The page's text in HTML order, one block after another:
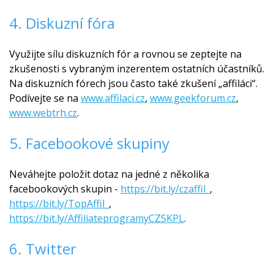
4. Diskuzní fóra
Využijte sílu diskuzních fór a rovnou se zeptejte na
zkušenosti s vybraným inzerentem ostatních účastníků.
Na diskuzních fórech jsou často také zkušení „affiláci“.
Podívejte se na www.affilaci.cz, www.geekforum.cz,
www.webtrh.cz.
5. Facebookové skupiny
Neváhejte položit dotaz na jedné z několika
facebookových skupin - https://bit.ly/czaffil_ ,
https://bit.ly/TopAffil_ ,
https://bit.ly/AffiliateprogramyCZSKPL.
6. Twitter